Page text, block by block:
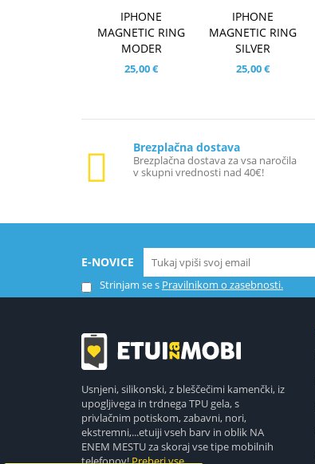
IPHONE
MAGNETIC RING
MODER
25,00 €
IPHONE
MAGNETIC RING
SILVER
25,00 €
Brezplačna dostava
Brezplačna dostava za vsa naročila
v skupni vrednosti nad 40€!
E-NOVICE
Strinjam se s Pravilnikom o zasebnosti.
Usnjeni, silikonski, z bleščečimi kamenčki, iz
upogljivega in trdnega TPU gela, s
privlačnim potiskom, zabavni, nori,
ekstremni,...etuiji vseh barv in oblik NA
ENEM MESTU za skoraj vse tipe mobilnih
telefonov!Preberi vse.